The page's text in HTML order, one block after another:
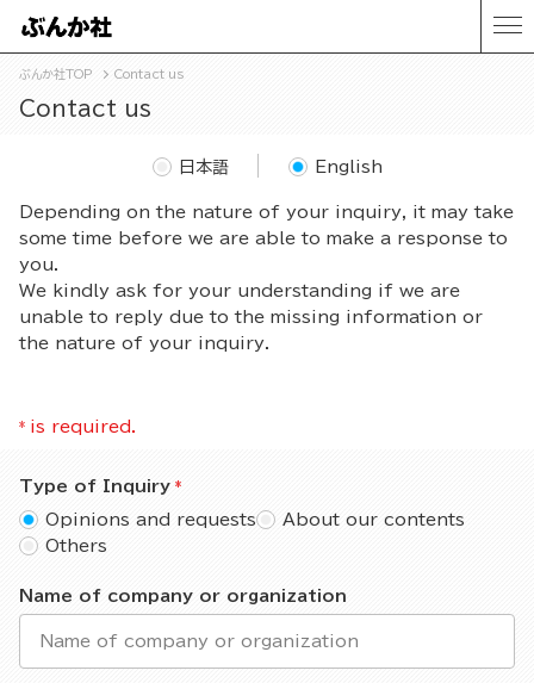
ぶんか社TOP Contact us
Contact us
Depending on the nature of your inquiry, it may take
some time before we are able to make a response to
you.
We kindly ask for your understanding if we are
unable to reply due to the missing information or
the nature of your inquiry.
日本語 English
* is required.
Type of Inquiry
Opinions and requests
About our contents
Others
Name of company or organization